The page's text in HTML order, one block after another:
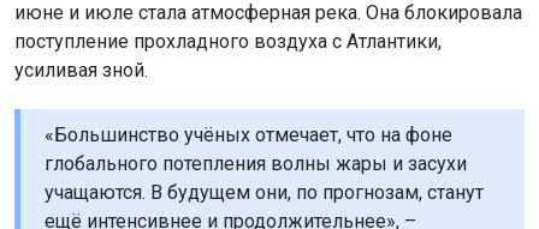
июне и июле стала атмосферная река. Она блокировала
поступление прохладного воздуха с Атлантики,
усиливая зной.
«Большинство учёных отмечает, что на фоне
глобального потепления волны жары и засухи
учащаются. В будущем они, по прогнозам, станут
ещё интенсивнее и продолжительнее», –